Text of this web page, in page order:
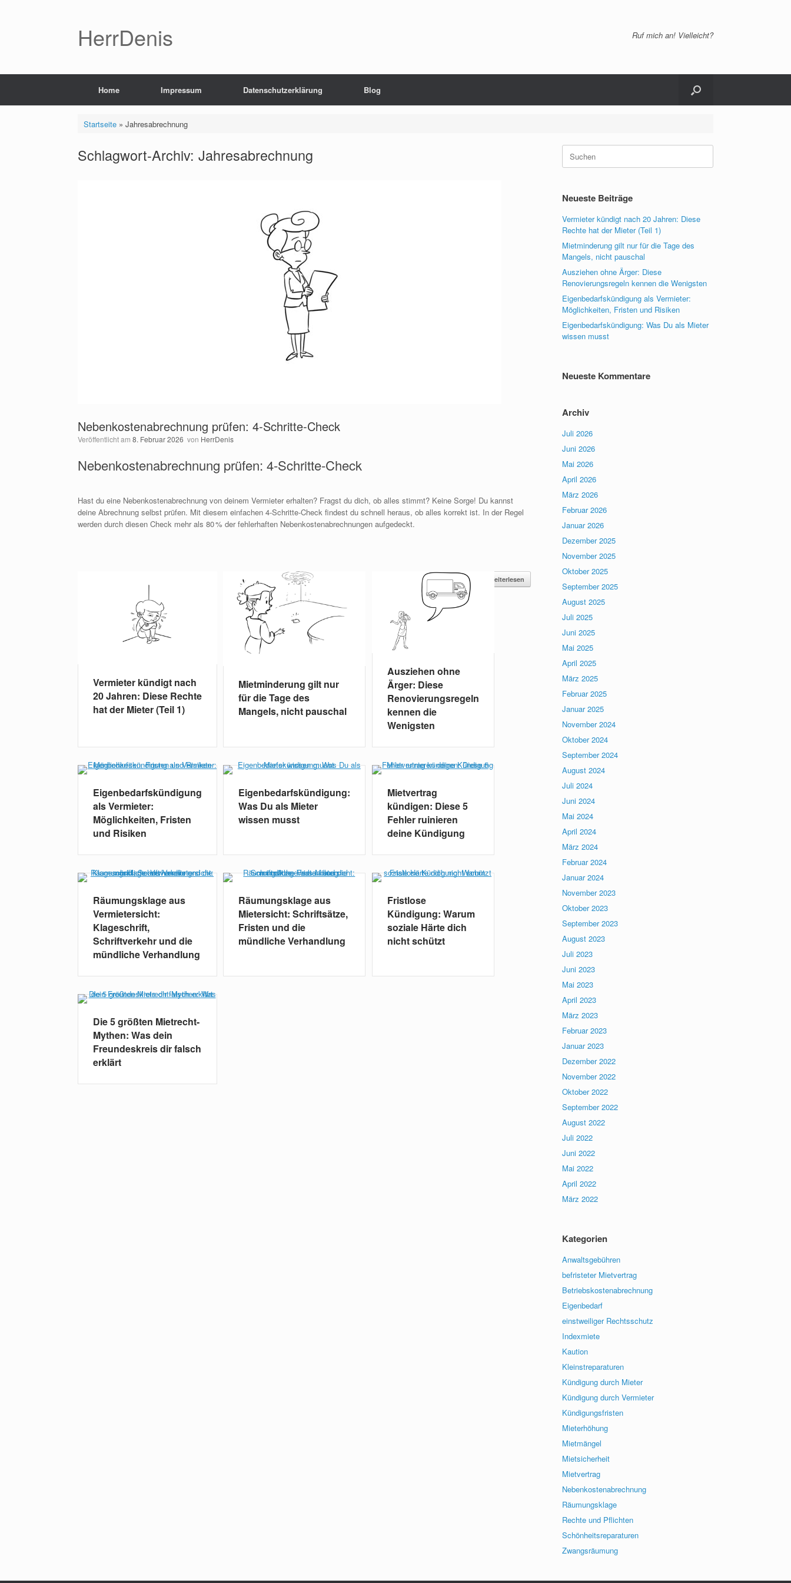
HerrDenis Ruf mich an! Vielleicht?
Home Impressum Datenschutzerklärung Blog
Startseite» Jahresabrechnung
Schlagwort-Archiv: Jahresabrechnung
Nebenkostenabrechnung prüfen: 4‑Schritte‑Check
Veröffentlicht am 8. Februar 2026 von HerrDenis
Nebenkostenabrechnung prüfen: 4‑Schritte‑Check
Hast du eine Nebenkostenabrechnung von deinem Vermieter erhalten? Fragst du dich, ob alles stimmt? Keine Sorge! Du kannst
deine Abrechnung selbst prüfen. Mit diesem einfachen 4‑Schritte‑Check findest du schnell heraus, ob alles korrekt ist. In der Regel
werden durch diesen Check mehr als 80 % der fehlerhaften Nebenkostenabrechnungen aufgedeckt.
Weiterlesen
Vermieter kündigt nach
20 Jahren: Diese Rechte
hat der Mieter (Teil 1)
Mietminderung gilt nur
für die Tage des
Mangels, nicht pauschal
Ausziehen ohne
Ärger: Diese
Renovierungsregeln
kennen die
Wenigsten
Eigenbedarfskündigung
als Vermieter:
Möglichkeiten, Fristen
und Risiken
Eigenbedarfskündigung:
Was Du als Mieter
wissen musst
Mietvertrag
kündigen: Diese 5
Fehler ruinieren
deine Kündigung
Räumungsklage aus
Vermietersicht:
Klageschrift,
Schriftverkehr und die
mündliche Verhandlung
Räumungsklage aus
Mietersicht: Schriftsätze,
Fristen und die
mündliche Verhandlung
Fristlose
Kündigung: Warum
soziale Härte dich
nicht schützt
Die 5 größten Mietrecht-
Mythen: Was dein
Freundeskreis dir falsch
erklärt
Suchen
nach:
Neueste Beiträge
Vermieter kündigt nach 20 Jahren: Diese
Rechte hat der Mieter (Teil 1)
Mietminderung gilt nur für die Tage des
Mangels, nicht pauschal
Ausziehen ohne Ärger: Diese
Renovierungsregeln kennen die Wenigsten
Eigenbedarfskündigung als Vermieter:
Möglichkeiten, Fristen und Risiken
Eigenbedarfskündigung: Was Du als Mieter
wissen musst
Neueste Kommentare
Archiv
Juli 2026
Juni 2026
Mai 2026
April 2026
März 2026
Februar 2026
Januar 2026
Dezember 2025
November 2025
Oktober 2025
September 2025
August 2025
Juli 2025
Juni 2025
Mai 2025
April 2025
März 2025
Februar 2025
Januar 2025
November 2024
Oktober 2024
September 2024
August 2024
Juli 2024
Juni 2024
Mai 2024
April 2024
März 2024
Februar 2024
Januar 2024
November 2023
Oktober 2023
September 2023
August 2023
Juli 2023
Juni 2023
Mai 2023
April 2023
März 2023
Februar 2023
Januar 2023
Dezember 2022
November 2022
Oktober 2022
September 2022
August 2022
Juli 2022
Juni 2022
Mai 2022
April 2022
März 2022
Kategorien
Anwaltsgebühren
befristeter Mietvertrag
Betriebskostenabrechnung
Eigenbedarf
einstweiliger Rechtsschutz
Indexmiete
Kaution
Kleinstreparaturen
Kündigung durch Mieter
Kündigung durch Vermieter
Kündigungsfristen
Mieterhöhung
Mietmängel
Mietsicherheit
Mietvertrag
Nebenkostenabrechnung
Räumungsklage
Rechte und Pflichten
Schönheitsreparaturen
Zwangsräumung